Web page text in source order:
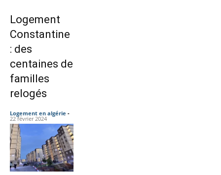
Logement
Constantine
: des
centaines de
familles
relogés
Logement en algérie -
22 février 2024